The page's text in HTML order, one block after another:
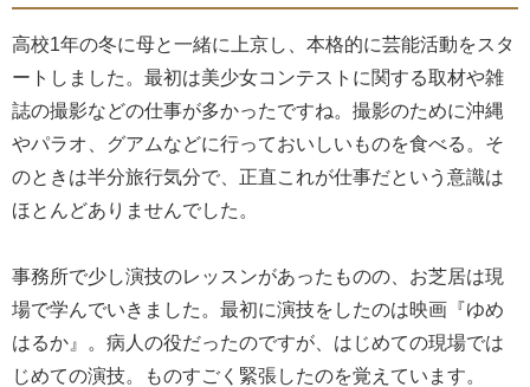
高校1年の冬に母と一緒に上京し、本格的に芸能活動をスタ
ートしました。最初は美少女コンテストに関する取材や雑
誌の撮影などの仕事が多かったですね。撮影のために沖縄
やパラオ、グアムなどに行っておいしいものを食べる。そ
のときは半分旅行気分で、正直これが仕事だという意識は
ほとんどありませんでした。
事務所で少し演技のレッスンがあったものの、お芝居は現
場で学んでいきました。最初に演技をしたのは映画『ゆめ
はるか』。病人の役だったのですが、はじめての現場では
じめての演技。ものすごく緊張したのを覚えています。